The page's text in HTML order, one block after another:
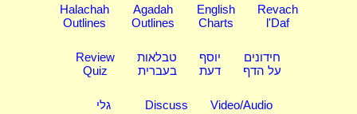
Halachah
Outlines
Agadah
Outlines
English
Charts
Revach
l'Daf
Review
Quiz
טבלאות
בעברית
יוסף
דעת
חידונים
על הדף
גלי
Discuss
Video/Audio